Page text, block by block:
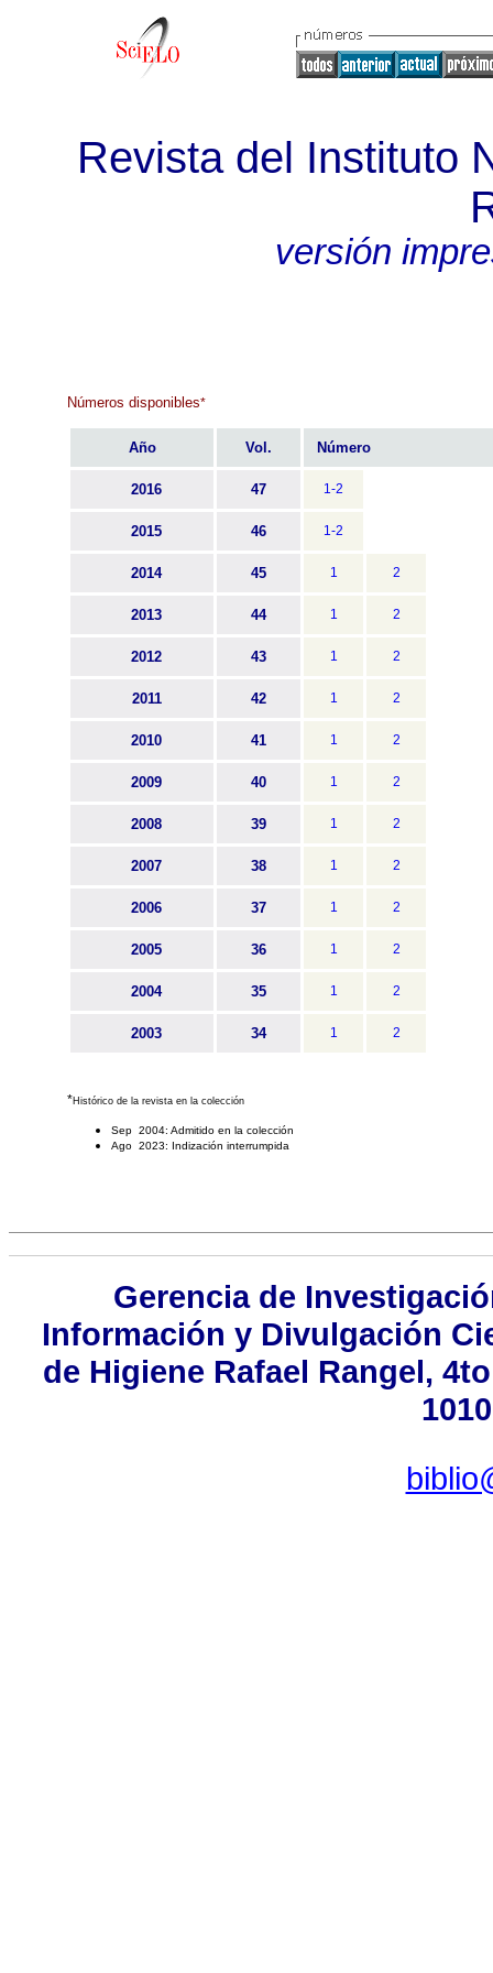
Revista del Instituto
versión
Números disponibles*
Año Vol. Número
2016 47 1-2
2015 46 1-2
2014 45 1 2
2013 44 1 2
2012 43 1 2
2011 42 1 2
2010 41 1 2
2009 40 1 2
2008 39 1 2
2007 38 1 2
2006 37 1 2
2005 36 1 2
2004 35 1 2
2003 34 1 2
*Histórico de la revista en la colección
Sep 2004: Admitido en la colección
Ago 2023: Indización interrumpida
Gerencia de
Información y Divulgación
de Higiene Rafael Rangel,